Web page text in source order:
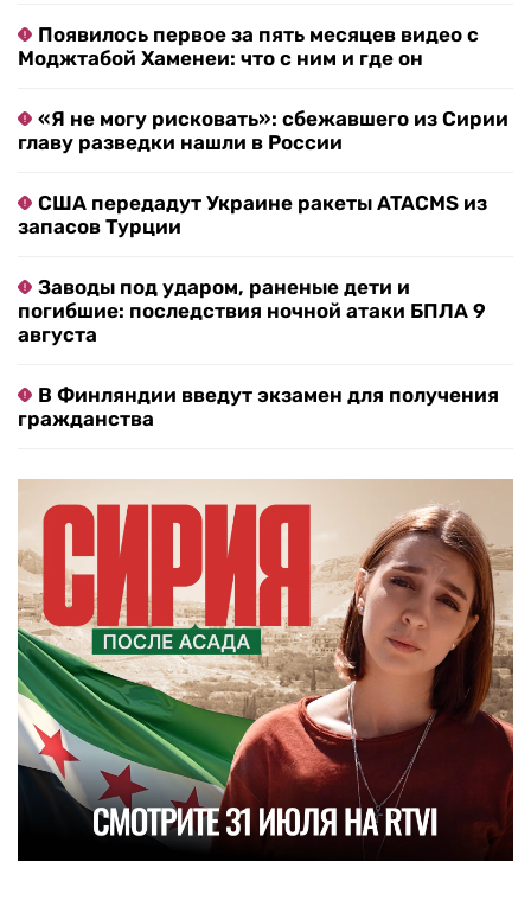
Появилось первое за пять месяцев видео с
Моджтабой Хаменеи: что с ним и где он
«Я не могу рисковать»: сбежавшего из Сирии
главу разведки нашли в России
США передадут Украине ракеты ATACMS из
запасов Турции
Заводы под ударом, раненые дети и
погибшие: последствия ночной атаки БПЛА 9
августа
В Финляндии введут экзамен для получения
гражданства